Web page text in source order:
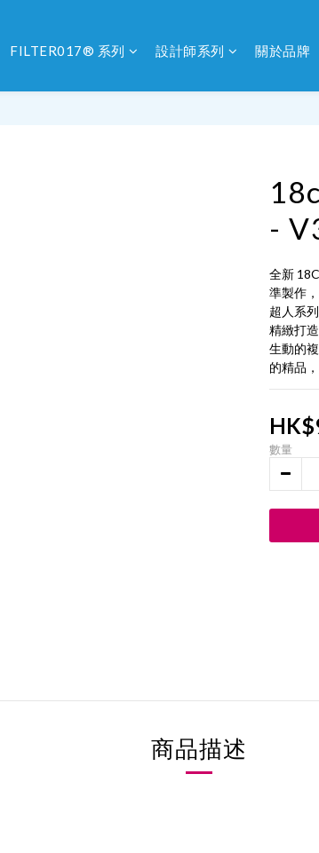
FILTER017® 系列 設計師系列 關於品牌
-
全新
準製作
超人系
精緻打
生動的
的精品
數量
商品描述